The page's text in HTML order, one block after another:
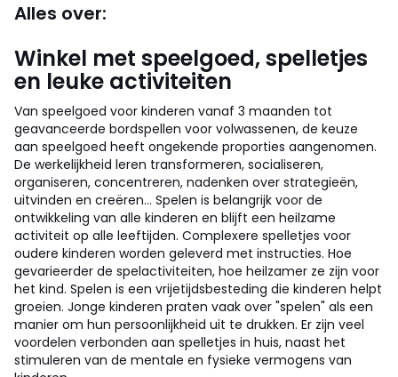
Alles over:
Winkel met speelgoed, spelletjes
en leuke activiteiten
Van speelgoed voor kinderen vanaf 3 maanden tot
geavanceerde bordspellen voor volwassenen, de keuze
aan speelgoed heeft ongekende proporties aangenomen.
De werkelijkheid leren transformeren, socialiseren,
organiseren, concentreren, nadenken over strategieën,
uitvinden en creëren... Spelen is belangrijk voor de
ontwikkeling van alle kinderen en blijft een heilzame
activiteit op alle leeftijden. Complexere spelletjes voor
oudere kinderen worden geleverd met instructies. Hoe
gevarieerder de spelactiviteiten, hoe heilzamer ze zijn voor
het kind. Spelen is een vrijetijdsbesteding die kinderen helpt
groeien. Jonge kinderen praten vaak over "spelen" als een
manier om hun persoonlijkheid uit te drukken. Er zijn veel
voordelen verbonden aan spelletjes in huis, naast het
stimuleren van de mentale en fysieke vermogens van